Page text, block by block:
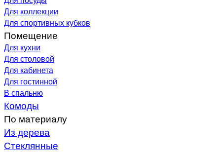
Для коллекции
Для спортивных кубков
Помещение
Для кухни
Для столовой
Для кабинета
Для гостинной
В спальню
Комоды
По материалу
Из дерева
Стеклянные